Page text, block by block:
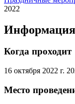
2022
Когда проходит
16 октября 2022 г.
Место